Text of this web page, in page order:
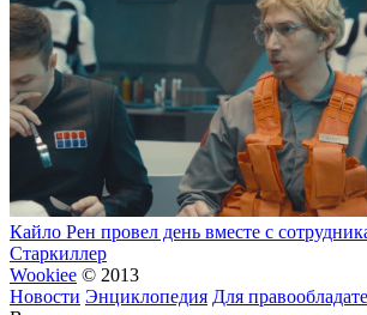
Кайло Рен провел день вместе с
Старкиллер
Wookiee © 2013
Новости Энциклопедия Для